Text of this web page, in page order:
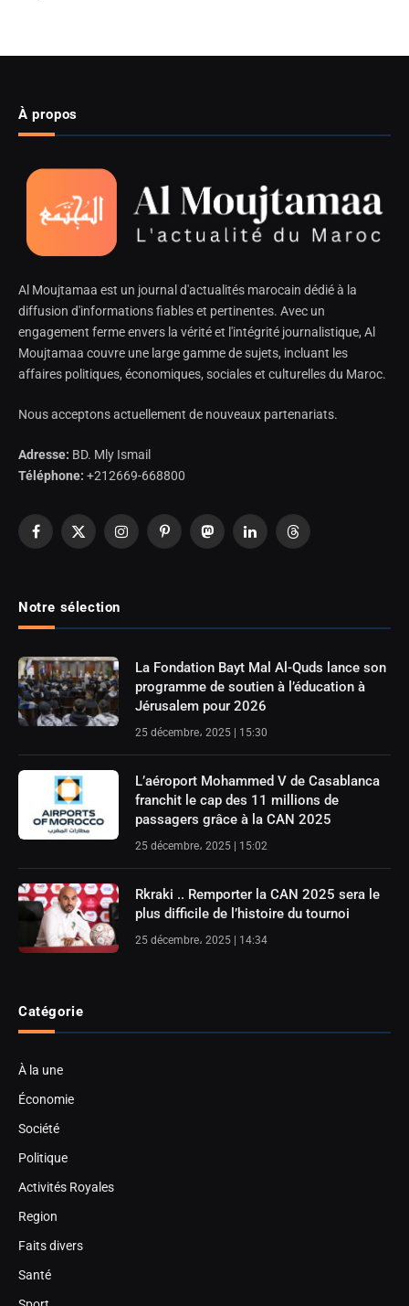
À propos
Al Moujtamaa est un journal d'actualités marocain dédié à la
diffusion d'informations fiables et pertinentes. Avec un
engagement ferme envers la vérité et l'intégrité journalistique, Al
Moujtamaa couvre une large gamme de sujets, incluant les
affaires politiques, économiques, sociales et culturelles du Maroc.
Nous acceptons actuellement de nouveaux partenariats.
Adresse: BD. Mly Ismail
Téléphone: +212669-668800
Facebook
X
InstagramPinterestMastodonLinkedInThreads
Notre sélection
La Fondation Bayt Mal Al-Quds lance son
programme de soutien à l’éducation à
Jérusalem pour 2026
25 décembre، 2025 | 15:30
L’aéroport Mohammed V de Casablanca
franchit le cap des 11 millions de
passagers grâce à la CAN 2025
25 décembre، 2025 | 15:02
Rkraki .. Remporter la CAN 2025 sera le
plus difficile de l’histoire du tournoi
25 décembre، 2025 | 14:34
Catégorie
À la une
Économie
Société
Politique
Activités Royales
Region
Faits divers
Santé